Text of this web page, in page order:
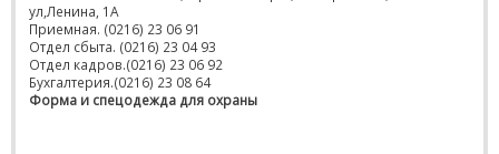
ул,Ленина, 1А
Приемная. (0216) 23 06 91
Отдел сбыта. (0216) 23 04 93
Отдел кадров.(0216) 23 06 92
Бухгалтерия.(0216) 23 08 64
Форма и спецодежда для охраны